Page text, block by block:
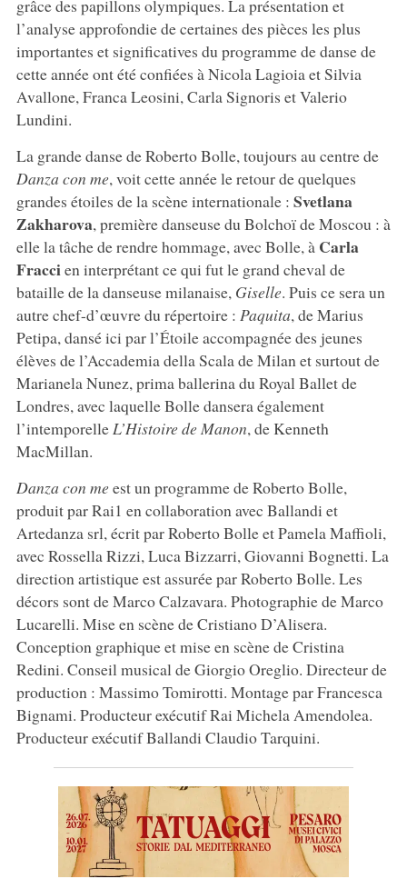
grâce des papillons olympiques. La présentation et
l’analyse approfondie de certaines des pièces les plus
importantes et significatives du programme de danse de
cette année ont été confiées à Nicola Lagioia et Silvia
Avallone, Franca Leosini, Carla Signoris et Valerio
Lundini.
La grande danse de Roberto Bolle, toujours au centre de
Danza con me, voit cette année le retour de quelques
grandes étoiles de la scène internationale : Svetlana
Zakharova, première danseuse du Bolchoï de Moscou : à
elle la tâche de rendre hommage, avec Bolle, à Carla
Fraccien interprétant ce qui fut le grand cheval de
bataille de la danseuse milanaise, Giselle. Puis ce sera un
autre chef-d’œuvre du répertoire : Paquita, de Marius
Petipa, dansé ici par l’Étoile accompagnée des jeunes
élèves de l’Accademia della Scala de Milan et surtout de
Marianela Nunez, prima ballerina du Royal Ballet de
Londres, avec laquelle Bolle dansera également
l’intemporelleL’Histoire de Manon, de Kenneth
MacMillan.
Danza con meest un programme de Roberto Bolle,
produit par Rai1 en collaboration avec Ballandi et
Artedanza srl, écrit par Roberto Bolle et Pamela Maffioli,
avec Rossella Rizzi, Luca Bizzarri, Giovanni Bognetti. La
direction artistique est assurée par Roberto Bolle. Les
décors sont de Marco Calzavara. Photographie de Marco
Lucarelli. Mise en scène de Cristiano D’Alisera.
Conception graphique et mise en scène de Cristina
Redini. Conseil musical de Giorgio Oreglio. Directeur de
production : Massimo Tomirotti. Montage par Francesca
Bignami. Producteur exécutif Rai Michela Amendolea.
Producteur exécutif Ballandi Claudio Tarquini.